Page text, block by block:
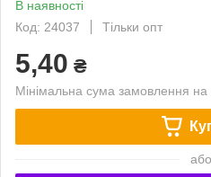
В наявності
Код: 24037
Тільки опт
5,40 ₴
Мінімальна сума замовлення
або